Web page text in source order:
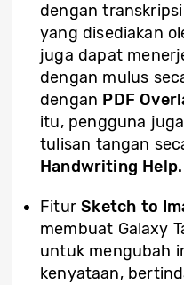
dengan
yang disediakan
juga dapat
dengan mulus
dengan PDF
itu, pengguna
tulisan tangan
Handwriting Help.
FiturSketch to
membuat Galaxy
untuk mengubah
kenyataan,